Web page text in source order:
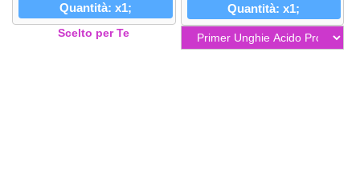
Quantità: x1;
Scelto per Te
Quantità: x1;